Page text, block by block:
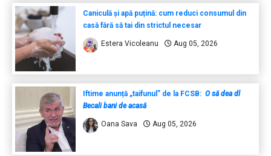
Caniculă și apă puțină: cum reduci consumul din
casă fără să tai din strictul necesar
Estera Vicoleanu Aug 05, 2026
Iftime anunță „taifunul” de la FCSB: O să dea dl
Becali bani de acasă
Oana Sava Aug 05, 2026